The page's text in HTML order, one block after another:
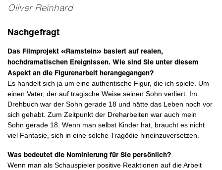
Oliver Reinhard
Nachgefragt
Das Filmprojekt «Ramstein» basiert auf realen,
hochdramatischen Ereignissen. Wie sind Sie unter diesem
Aspekt an die Figurenarbeit herangegangen?
Es handelt sich ja um eine authentische Figur, die ich spiele. Um
einen Vater, der auf tragische Weise seinen Sohn verliert. Im
Drehbuch war der Sohn gerade 18 und hätte das Leben noch vor
sich gehabt. Zum Zeitpunkt der Dreharbeiten war auch mein
Sohn gerade 18. Wenn man selbst Kinder hat, braucht es nicht
viel Fantasie, sich in eine solche Tragödie hineinzuversetzen.
Was bedeutet die Nominierung für Sie persönlich?
Wenn man als Schauspieler positive Reaktionen auf die Arbeit